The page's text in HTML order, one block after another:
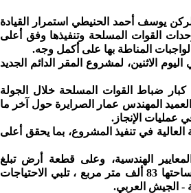
يوسف أحمد الحنيطي استمرار القيادة
القوات المسلحة وتنفيذها وفق أعلى
بالواجبات المناطة بها على أكمل وجه.
الاثنين، لمشروع المقر الدائم الجديد
ضباط القوات المسلحة خلال الجولة
المهندس عمار الصرايرة حول آخر ما
عمليات الإنجاز.
العالية في تنفيذ المشروع، بما يحقق أعلى
الهندسية، وعلى قطعة أرض تبلغ
مساحتها 300 دونم في منطقة ياجوز، لمجموعة أبنية مساحتها 83 ألف متر مربع ، تلبي الاحتياجات
- الجيش العربي.